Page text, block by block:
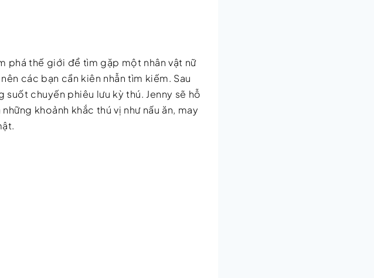
phá thế giới để tìm gặp một nhân vật nữ
các bạn cần kiên nhẫn tìm kiếm. Sau
chuyến phiêu lưu kỳ thú. Jenny sẽ hỗ
khoảnh khắc thú vị như nấu ăn, may